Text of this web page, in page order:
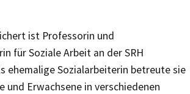
ist Professorin und
für Soziale Arbeit an der SRH
ehemalige Sozialarbeiterin betreute sie
und Erwachsene in verschiedenen